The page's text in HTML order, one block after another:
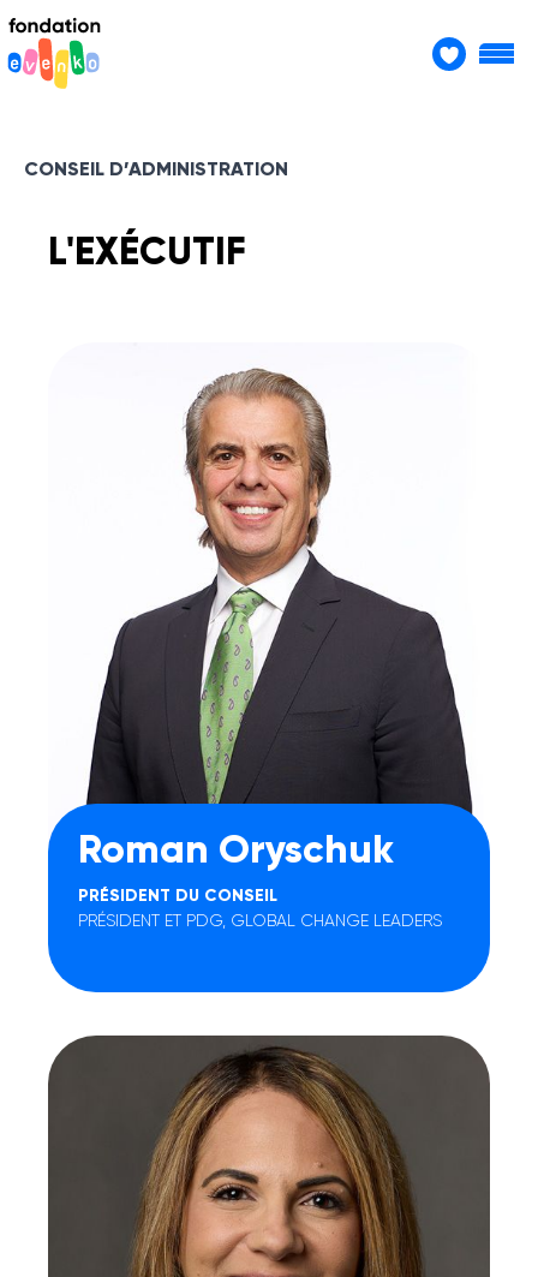
CONSEIL D’ADMINISTRATION
L'EXÉCUTIF
Roman Oryschuk
PRÉSIDENT DU CONSEIL
PRÉSIDENT ET PDG, GLOBAL CHANGE LEADERS